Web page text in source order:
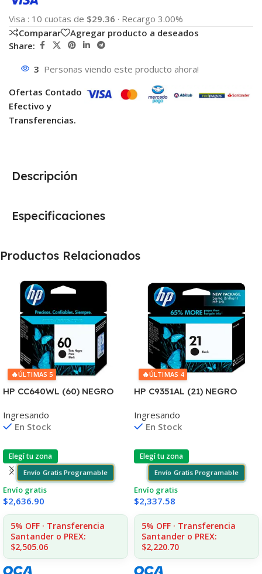
Visa : 10 cuotas de $29.36 · Recargo 3.00%
Comparar
Agregar producto a deseados
Share:
3 Personas viendo este producto ahora!
Ofertas Contado
Efectivo y
Transferencias.
Descripción
Especificaciones
Productos Relacionados
🔥ÚLTIMAS 5
HP CC640WL (60) NEGRO
F4580/F4280/F4480/D110
Ingresando
En Stock
Elegí tu zona
Envío Gratis Programable
Envío gratis
$2,636.90
5% OFF · Transferencia
Santander o PREX:
$2,505.06
🔥ÚLTIMAS 4
HP C9351AL (21) NEGRO
/4355 7ML (D)
Ingresando
En Stock
Elegí tu zona
Envío Gratis Programable
Envío gratis
$2,337.58
5% OFF · Transferencia
Santander o PREX:
$2,220.70